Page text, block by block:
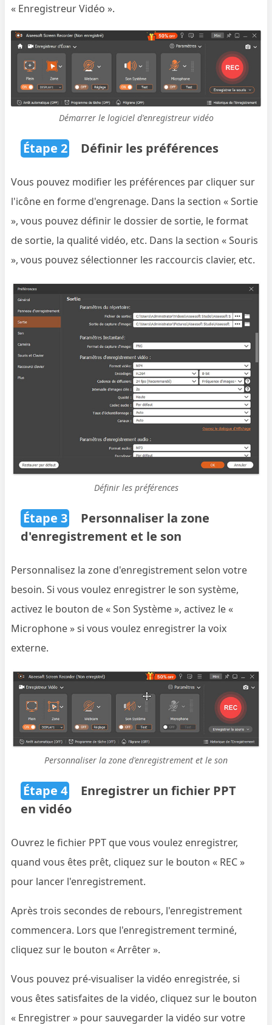
« Enregistreur Vidéo ».
Démarrer le logiciel d'enregistreur vidéo
Étape 2 Définir les préférences
Vous pouvez modifier les préférences par cliquer sur
l'icône en forme d'engrenage. Dans la section « Sortie
», vous pouvez définir le dossier de sortie, le format
de sortie, la qualité vidéo, etc. Dans la section « Souris
», vous pouvez sélectionner les raccourcis clavier, etc.
Définir les préférences
Étape 3
Personnaliser la zone
d'enregistrement et le son
Personnalisez la zone d'enregistrement selon votre
besoin. Si vous voulez enregistrer le son système,
activez le bouton de « Son Système », activez le «
Microphone » si vous voulez enregistrer la voix
externe.
Personnaliser la zone d'enregistrement et le son
Étape 4
Enregistrer un fichier PPT
en vidéo
Ouvrez le fichier PPT que vous voulez enregistrer,
quand vous êtes prêt, cliquez sur le bouton « REC »
pour lancer l'enregistrement.
Après trois secondes de rebours, l'enregistrement
commencera. Lors que l'enregistrement terminé,
cliquez sur le bouton « Arrêter ».
Vous pouvez pré-visualiser la vidéo enregistrée, si
vous êtes satisfaites de la vidéo, cliquez sur le bouton
« Enregistrer » pour sauvegarder la vidéo sur votre